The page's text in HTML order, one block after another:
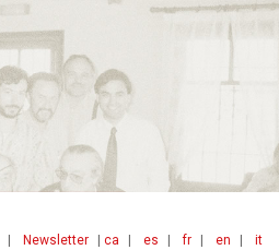
ca es fr en it
Newsletter